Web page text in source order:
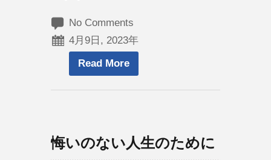
No Comments
4月9日, 2023年
Read More
悔いのない人生のために